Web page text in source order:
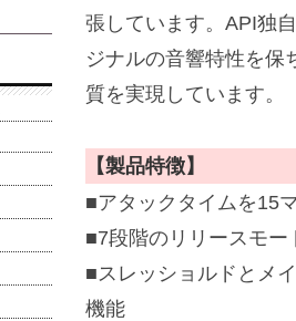
張しています。API独
ジナルの音響特性を保
質を実現しています。
【製品特徴】
■アタックタイムを15
■7段階のリリースモ
■スレッショルドとメ
機能